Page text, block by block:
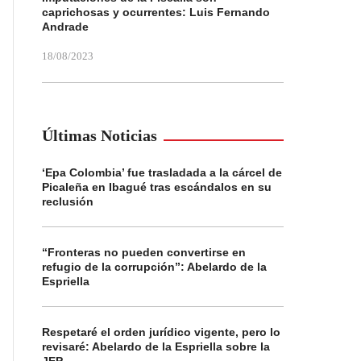
caprichosas y ocurrentes: Luis Fernando
Andrade
18/08/2023
Últimas Noticias
‘Epa Colombia’ fue trasladada a la cárcel de
Picaleña en Ibagué tras escándalos en su
reclusión
“Fronteras no pueden convertirse en
refugio de la corrupción”: Abelardo de la
Espriella
Respetaré el orden jurídico vigente, pero lo
revisaré: Abelardo de la Espriella sobre la